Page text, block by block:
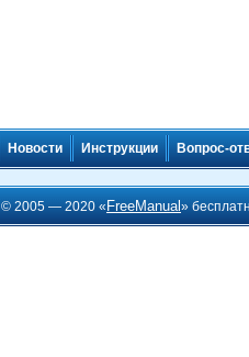
Новости Инструкции Вопрос-
© 2005 — 2020 « FreeManual»